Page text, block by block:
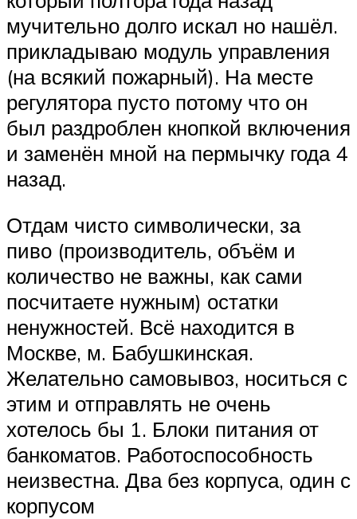
мучительно долго искал но нашёл.
прикладываю модуль управления
(на всякий пожарный). На месте
регулятора пусто потому что он
был раздроблен кнопкой включения
и заменён мной на пермычку года 4
назад.
Отдам чисто символически, за
пиво (производитель, объём и
количество не важны, как сами
посчитаете нужным) остатки
ненужностей. Всё находится в
Москве, м. Бабушкинская.
Желательно самовывоз, носиться с
этим и отправлять не очень
хотелось бы 1. Блоки питания от
банкоматов. Работоспособность
неизвестна. Два без корпуса, один с
корпусом